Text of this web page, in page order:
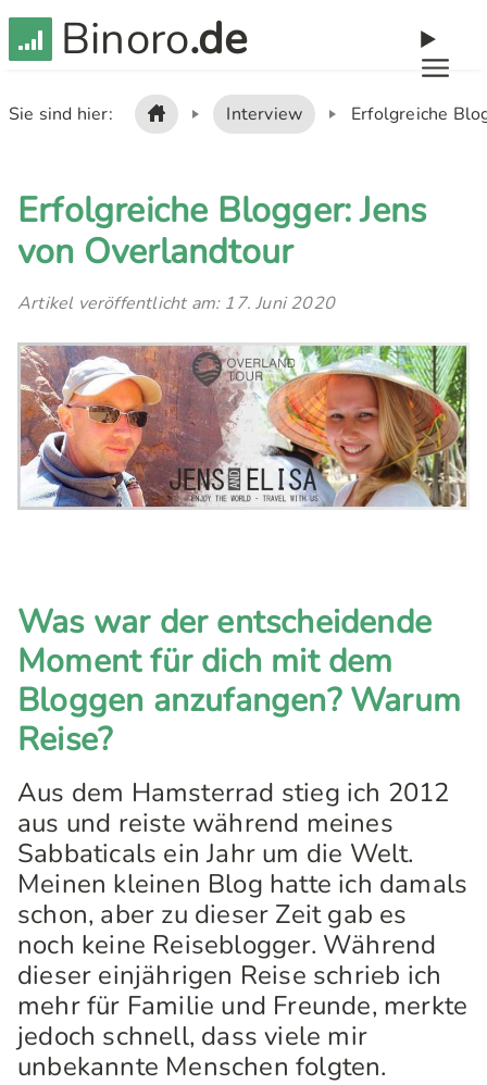
Binoro.de
Sie sind hier: Interview Erfolgreiche
Erfolgreiche Blogger: Jens
von Overlandtour
Artikel veröffentlicht am: 17. Juni 2020
Was war der entscheidende
Moment für dich mit dem
Bloggen anzufangen? Warum
Reise?
Aus dem Hamsterrad stieg ich 2012
aus und reiste während meines
Sabbaticals ein Jahr um die Welt.
Meinen kleinen Blog hatte ich damals
schon, aber zu dieser Zeit gab es
noch keine Reiseblogger. Während
dieser einjährigen Reise schrieb ich
mehr für Familie und Freunde, merkte
jedoch schnell, dass viele mir
unbekannte Menschen folgten.